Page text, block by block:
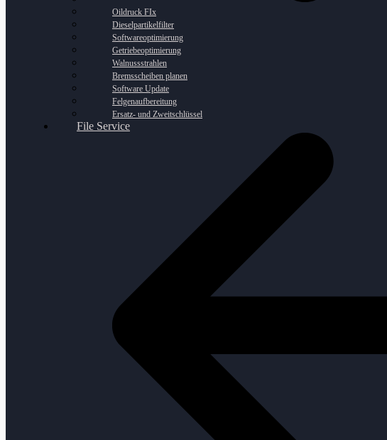
Oildruck FIx
Dieselpartikelfilter
Softwareoptimierung
Getriebeoptimierung
Walnussstrahlen
Bremsscheiben planen
Software Update
Felgenaufbereitung
Ersatz- und Zweitschlüssel
File Service